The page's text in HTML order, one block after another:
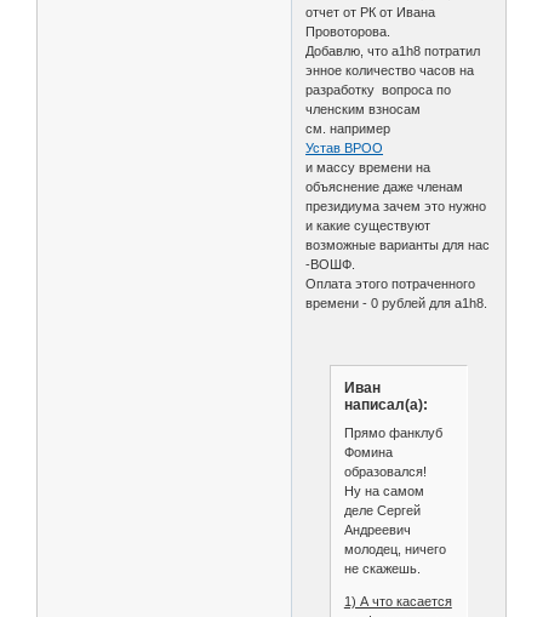
Раецкий Александр
Раков Юрий
Рогачев Максим
Родин Дмитрий
Рудаков Сергей
Рудакова Оксана
Рюмшин Павел
Савенко Иван
Сакоренко Ирина
Самойлов Виктор
Санталов
Сапрыкин Дмитрий
Селиверстов
Сергиенко
Сердюков Сергей
Сизинцева
Скоробогатых
Собина Павел
Соколовский
Степанищев
Струков Дмитрий
Стуков Святослав
Суров Сергей
Сухарев
Татаринцева
Татаринцев Михаил
Титаренко Павел
Тишков Анатолий
отчет от РК от Ивана
Провоторова.
Добавлю, что a1h8 потратил
энное количество часов на
разработку вопроса по
членским взносам
см. например
Устав ВРОО
и массу времени на
объяснение даже членам
президиума зачем это нужно
и какие существуют
возможные варианты для нас
-ВОШФ.
Оплата этого потраченного
времени - 0 рублей для a1h8.
Иван
написал(а):
Прямо фанклуб
Фомина
образовался!
Ну на самом
деле Сергей
Андреевич
молодец, ничего
не скажешь.
1) А что касается